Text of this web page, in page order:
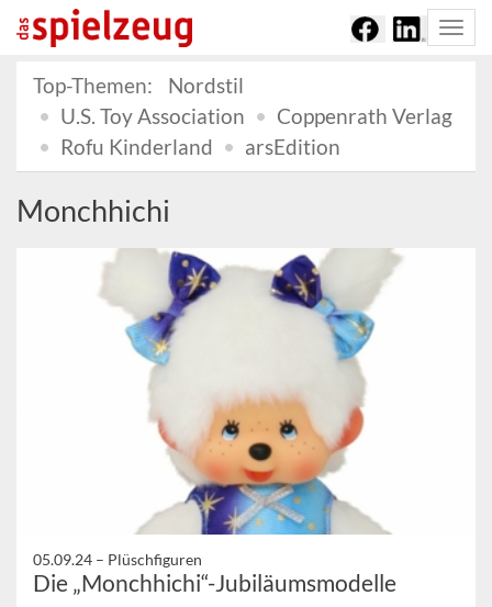
Top-Themen:
Nordstil
U.S. Toy Association
Coppenrath Verlag
Rofu Kinderland
arsEdition
Monchhichi
05.09.24 – Plüschfiguren
Die „Monchhichi“-Jubiläumsmodelle